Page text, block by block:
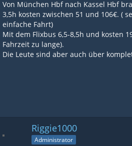
Von München Hbf nach Kassel Hbf
3,5h kosten zwischen 51 und 106€. (
einfache Fahrt)
Mit dem Flixbus 6,5-8,5h und kosten
Fahrzeit zu lange).
Die Leute sind aber auch über
Riggie1000
Administrator